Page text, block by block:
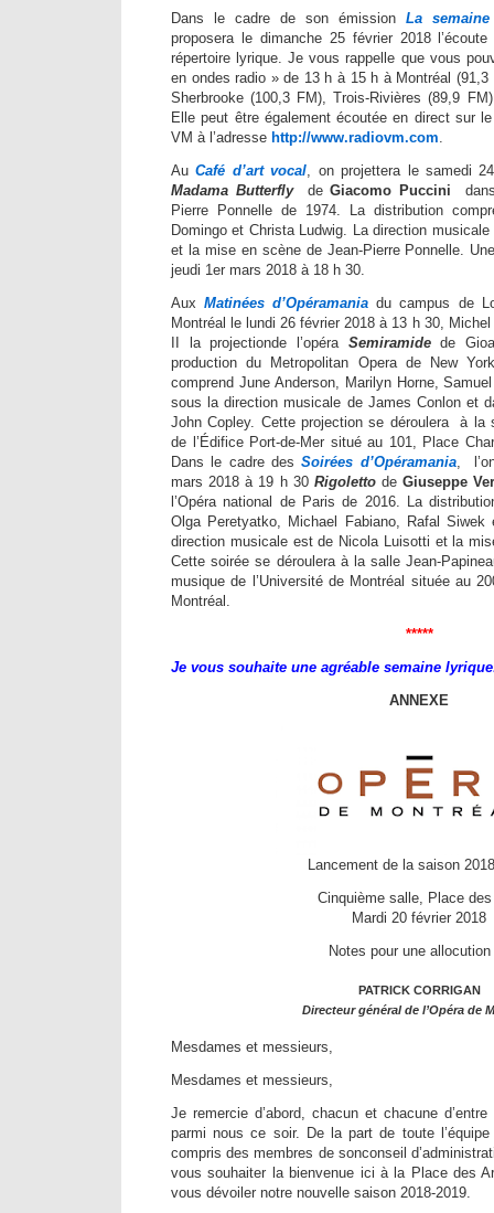
Dans le cadre de son émission La
proposera le dimanche 25 février 2018
répertoire lyrique. Je vous rappelle que vous
en ondes radio » de 13 h à 15 h à Montréal
Sherbrooke (100,3 FM), Trois-Rivières (89,9
Elle peut être également écoutée en direct sur
VM à l’adresse http://www.radiovm.com.
AuCafé d’art vocal, on projettera le samedi
Madama Butterfly
deGiacomo Puccini
Pierre Ponnelle de 1974. La distribution
Domingo et Christa Ludwig. La direction
et la mise en scène de Jean-Pierre Ponnelle.
jeudi 1er mars 2018 à 18 h 30.
AuxMatinées d’Opéramania du campus de
Montréal le lundi 26 février 2018 à 13 h 30,
II la projectionde l’opéra Semiramidede
production du Metropolitan Opera de New
comprend June Anderson, Marilyn Horne,
sous la direction musicale de James Conlon et
John Copley. Cette projection se déroulera à la
de l’ Édifice Port-de-Mer situé au 101, Place
Dans le cadre desSoirées d’Opéramania,
mars 2018 à 19 h 30 Rigoletto deGiuseppe
l’Opéra national de Paris de 2016. La
Olga Peretyatko, Michael Fabiano, Rafal Siwek
direction musicale est de Nicola Luisotti et la
Cette soirée se déroulera à la salle Jean-
musique de l’Université de Montréal située au
Montréal.
*****
Je vous souhaite une agréable semaine
ANNEXE
Lancement de la saison
Cinquième salle, Place
Mardi 20 février 2018
Notes pour une allocution
PATRICK CORRIGAN
Directeur général de l’Opéra de
Mesdames et messieurs,
Mesdames et messieurs,
Je remercie d’abord, chacun et chacune
parmi nous ce soir. De la part de toute
compris des membres de sonconseil
vous souhaiter la bienvenue ici à la Place des
vous dévoiler notre nouvelle saison 2018-2019.